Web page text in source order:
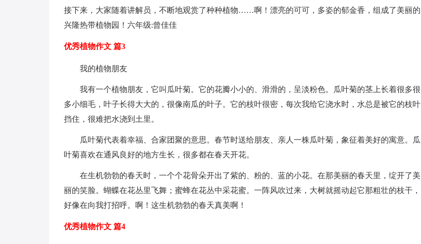
接下来，大家随着讲解员，不断地观赏了种种植物……啊！漂亮的可可，多姿的郁金香，组成了美丽的
兴隆热带植物园！六年级:曾佳佳
优秀植物作文 篇3
我的植物朋友
我有一个植物朋友，它叫瓜叶菊。它的花瓣小小的、滑滑的，呈淡粉色。瓜叶菊的茎上长着很多很
多小细毛，叶子长得大大的，很像南瓜的叶子。它的枝叶很密，每次我给它浇水时，水总是被它的枝叶
挡住，很难把水浇到土里。
瓜叶菊代表着幸福、合家团聚的意思。春节时送给朋友、亲人一株瓜叶菊，象征着美好的寓意。瓜
叶菊喜欢在通风良好的地方生长，很多都在春天开花。
在生机勃勃的春天时，一个个花骨朵开出了紫的、粉的、蓝的小花。在那美丽的春天里，绽开了美
丽的笑脸。蝴蝶在花丛里飞舞；蜜蜂在花丛中采花蜜。一阵风吹过来，大树就摇动起它那粗壮的枝干，
好像在向我打招呼。啊！这生机勃勃的春天真美啊！
优秀植物作文 篇4